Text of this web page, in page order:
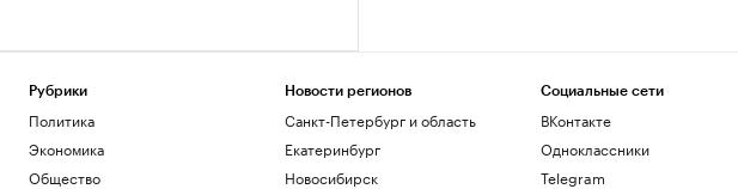
Рубрики
Политика
Экономика
Общество
Новости регионов
Санкт-Петербург и область
Екатеринбург
Новосибирск
Социальные сети
ВКонтакте
Одноклассники
Telegram